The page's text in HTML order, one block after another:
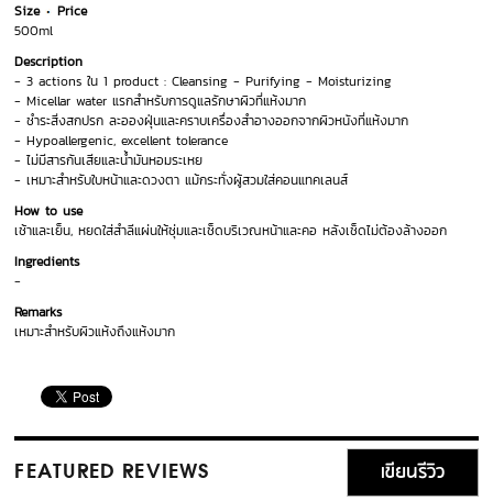
Size
Price
500ml
Description
- 3 actions ใน 1 product : Cleansing - Purifying - Moisturizing
- Micellar water แรกสำหรับการดูแลรักษาผิวที่แห้งมาก
- ชำระสิ่งสกปรก ละอองฝุ่นและคราบเครื่องสำอางออกจากผิวหนังที่แห้งมาก
- Hypoallergenic, excellent tolerance
- ไม่มีสารกันเสียและน้ำมันหอมระเหย
- เหมาะสำหรับใบหน้าและดวงตา แม้กระทั่งผู้สวมใส่คอนแทคเลนส์
How to use
เช้าและเย็น, หยดใส่สำลีแผ่นให้ชุ่มและเช็ดบริเวณหน้าและคอ หลังเช็ดไม่ต้องล้างออก
Ingredients
-
Remarks
เหมาะสำหรับผิวแห้งถึงแห้งมาก
FEATURED REVIEWS เขียนรีวิว